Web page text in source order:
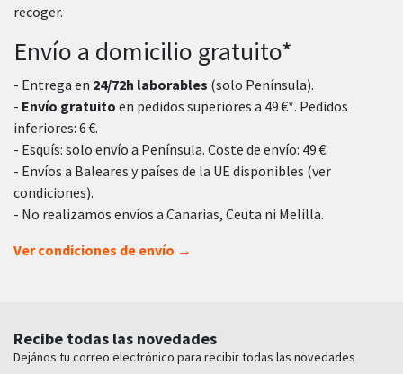
recoger.
Envío a domicilio gratuito*
- Entrega en 24/72h laborables (solo Península).
- Envío gratuito en pedidos superiores a 49 €*. Pedidos
inferiores: 6 €.
- Esquís: solo envío a Península. Coste de envío: 49 €.
- Envíos a Baleares y países de la UE disponibles (ver
condiciones).
- No realizamos envíos a Canarias, Ceuta ni Melilla.
Ver condiciones de envío →
Recibe todas las novedades
Dejános tu correo electrónico para recibir todas las novedades